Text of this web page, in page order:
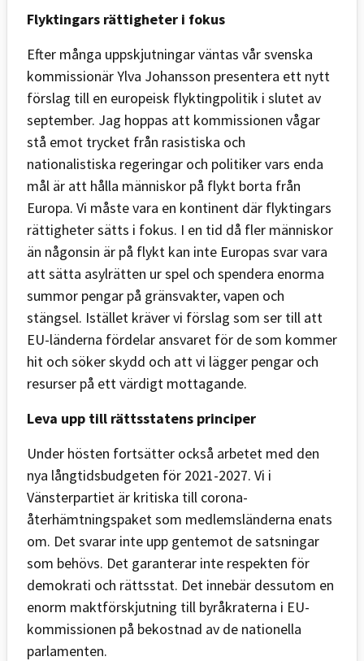
Flyktingars rättigheter i fokus
Efter många uppskjutningar väntas vår svenska
kommissionär Ylva Johansson presentera ett nytt
förslag till en europeisk flyktingpolitik i slutet av
september. Jag hoppas att kommissionen vågar
stå emot trycket från rasistiska och
nationalistiska regeringar och politiker vars enda
mål är att hålla människor på flykt borta från
Europa. Vi måste vara en kontinent där flyktingars
rättigheter sätts i fokus. I en tid då fler människor
än någonsin är på flykt kan inte Europas svar vara
att sätta asylrätten ur spel och spendera enorma
summor pengar på gränsvakter, vapen och
stängsel. Istället kräver vi förslag som ser till att
EU-länderna fördelar ansvaret för de som kommer
hit och söker skydd och att vi lägger pengar och
resurser på ett värdigt mottagande.
Leva upp till rättsstatens principer
Under hösten fortsätter också arbetet med den
nya långtidsbudgeten för 2021-2027. Vi i
Vänsterpartiet är kritiska till corona-
återhämtningspaket som medlemsländerna enats
om. Det svarar inte upp gentemot de satsningar
som behövs. Det garanterar inte respekten för
demokrati och rättsstat. Det innebär dessutom en
enorm maktförskjutning till byråkraterna i EU-
kommissionen på bekostnad av de nationella
parlamenten.